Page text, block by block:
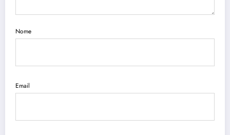
Nome
Email